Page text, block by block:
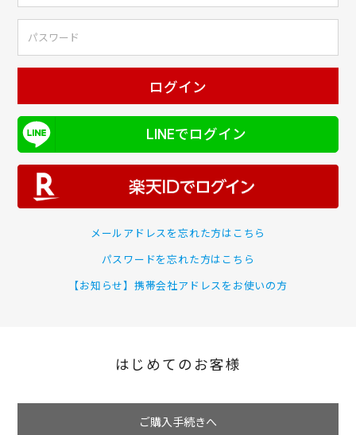
ログイン
LINEでログイン
メールアドレスを忘れた方はこちら
パスワードを忘れた方はこちら
【お知らせ】携帯会社アドレスをお使いの方
はじめてのお客様
ご購入手続きへ